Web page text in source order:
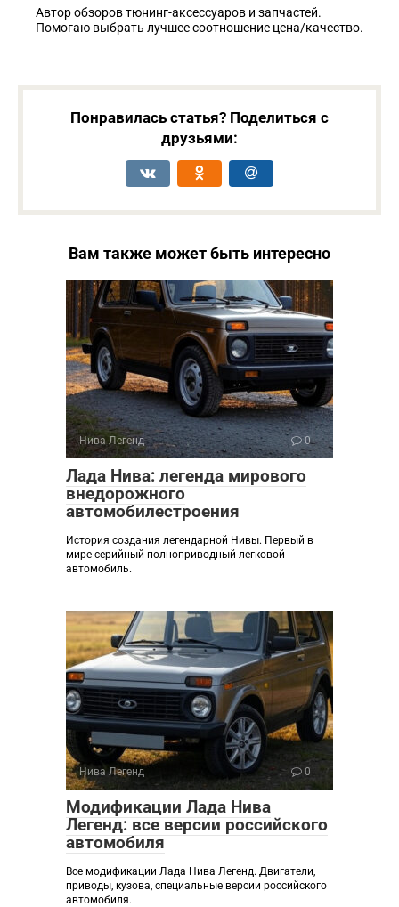
Автор обзоров тюнинг-аксессуаров и запчастей.
Помогаю выбрать лучшее соотношение цена/качество.
Понравилась статья? Поделиться с
друзьями:
Вам также может быть интересно
Нива Легенд 0
Лада Нива: легенда мирового
внедорожного
автомобилестроения
История создания легендарной Нивы. Первый в
мире серийный полноприводный легковой
автомобиль.
Нива Легенд 0
Модификации Лада Нива
Легенд: все версии российского
автомобиля
Все модификации Лада Нива Легенд. Двигатели,
приводы, кузова, специальные версии российского
автомобиля.